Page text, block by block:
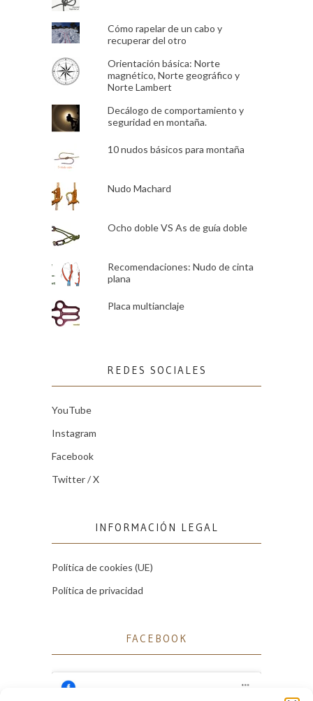
Cómo rapelar de un cabo y
recuperar del otro
Orientación básica: Norte
magnético, Norte geográfico y
Norte Lambert
Decálogo de comportamiento y
seguridad en montaña.
10 nudos básicos para montaña
Nudo Machard
Ocho doble VS As de guía doble
Recomendaciones: Nudo de cinta
plana
Placa multianclaje
REDES SOCIALES
YouTube
Instagram
Facebook
Twitter / X
INFORMACIÓN LEGAL
Política de cookies (UE)
Política de privacidad
FACEBOOK